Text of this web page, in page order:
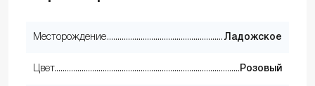
Месторождение Ладожское
Цвет Розовый